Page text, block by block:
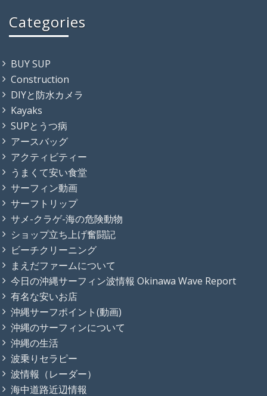
Categories
BUY SUP
Construction
DIYと防水カメラ
Kayaks
SUPとうつ病
アースバッグ
アクティビティー
うまくて安い食堂
サーフィン動画
サーフトリップ
サメ-クラゲ-海の危険動物
ショップ立ち上げ奮闘記
ビーチクリーニング
まえだファームについて
今日の沖縄サーフィン波情報 Okinawa Wave Report
有名な安いお店
沖縄サーフポイント(動画)
沖縄のサーフィンについて
沖縄の生活
波乗りセラピー
波情報（レーダー）
海中道路近辺情報